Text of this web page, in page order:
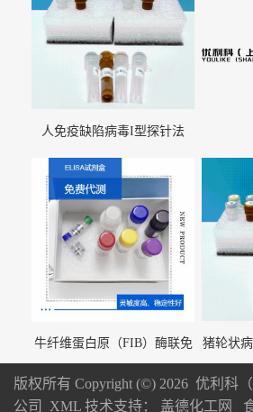
人免疫缺陷病毒I型探针法
牛纤维蛋白原（FIB）酶联免
疫分析试剂盒
猪轮状
试剂
版权所有 Copyright (©) 2026 优利科
公司
XML 技术支持： 盖德化工网